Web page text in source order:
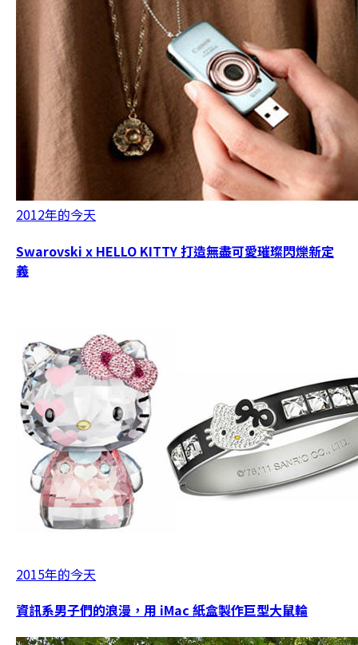
2012年的今天
Swarovski x HELLO KITTY 打造無盡可愛璀璨閃爍新定
義
2015年的今天
資訊系男子們的浪漫，用 iMac 紙盒製作巨型大鼠輪